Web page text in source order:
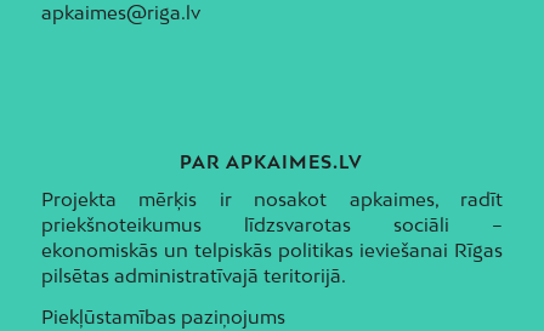
apkaimes@riga.lv
PAR APKAIMES.LV
Projekta mērķis ir nosakot apkaimes, radīt
priekšnoteikumus līdzsvarotas sociāli –
ekonomiskās un telpiskās politikas ieviešanai Rīgas
pilsētas administratīvajā teritorijā.
Piekļūstamības paziņojums